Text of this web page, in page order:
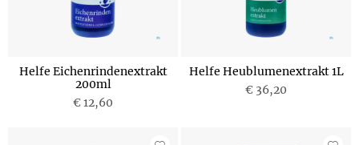
Helfe Eichenrindenextrakt
200ml
€ 12,60
Helfe Heublumenextrakt 1L
€ 36,20